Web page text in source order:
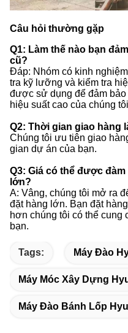
Câu hỏi thường gặp
Q1: Làm thế nào bạn
cũ?
Đáp: Nhóm có kinh
tra kỹ lưỡng và kiểm tra
được sử dụng để đảm
hiệu suất cao của chúng
Q2: Thời gian giao hàng
Chúng tôi ưu tiên giao
gian dự án của bạn.
Q3: Giá có thể được
lớn?
A: Vâng, chúng tôi mở ra
đặt hàng lớn. Bạn đặt
hơn chúng tôi có thể cung
bạn.
Tags: Máy Đào
Máy Móc Xây Dựng
Máy Đào Bánh Lốp